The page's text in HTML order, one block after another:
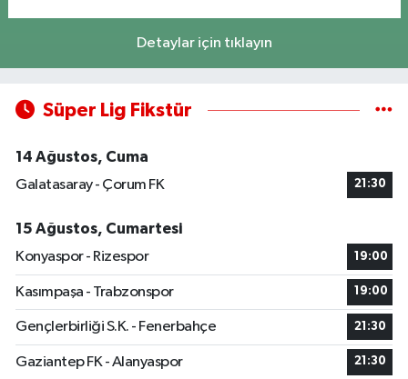
Detaylar için tıklayın
Süper Lig Fikstür
14 Ağustos, Cuma
Galatasaray - Çorum FK
21:30
15 Ağustos, Cumartesi
Konyaspor - Rizespor
19:00
Kasımpaşa - Trabzonspor 19:00
Gençlerbirliği S.K. - Fenerbahçe 21:30
Gaziantep FK - Alanyaspor 21:30